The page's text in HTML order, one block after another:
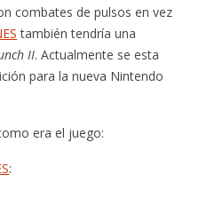
combates de pulsos en vez
también tendría una
II. Actualmente se esta
para la nueva Nintendo
era el juego:
: